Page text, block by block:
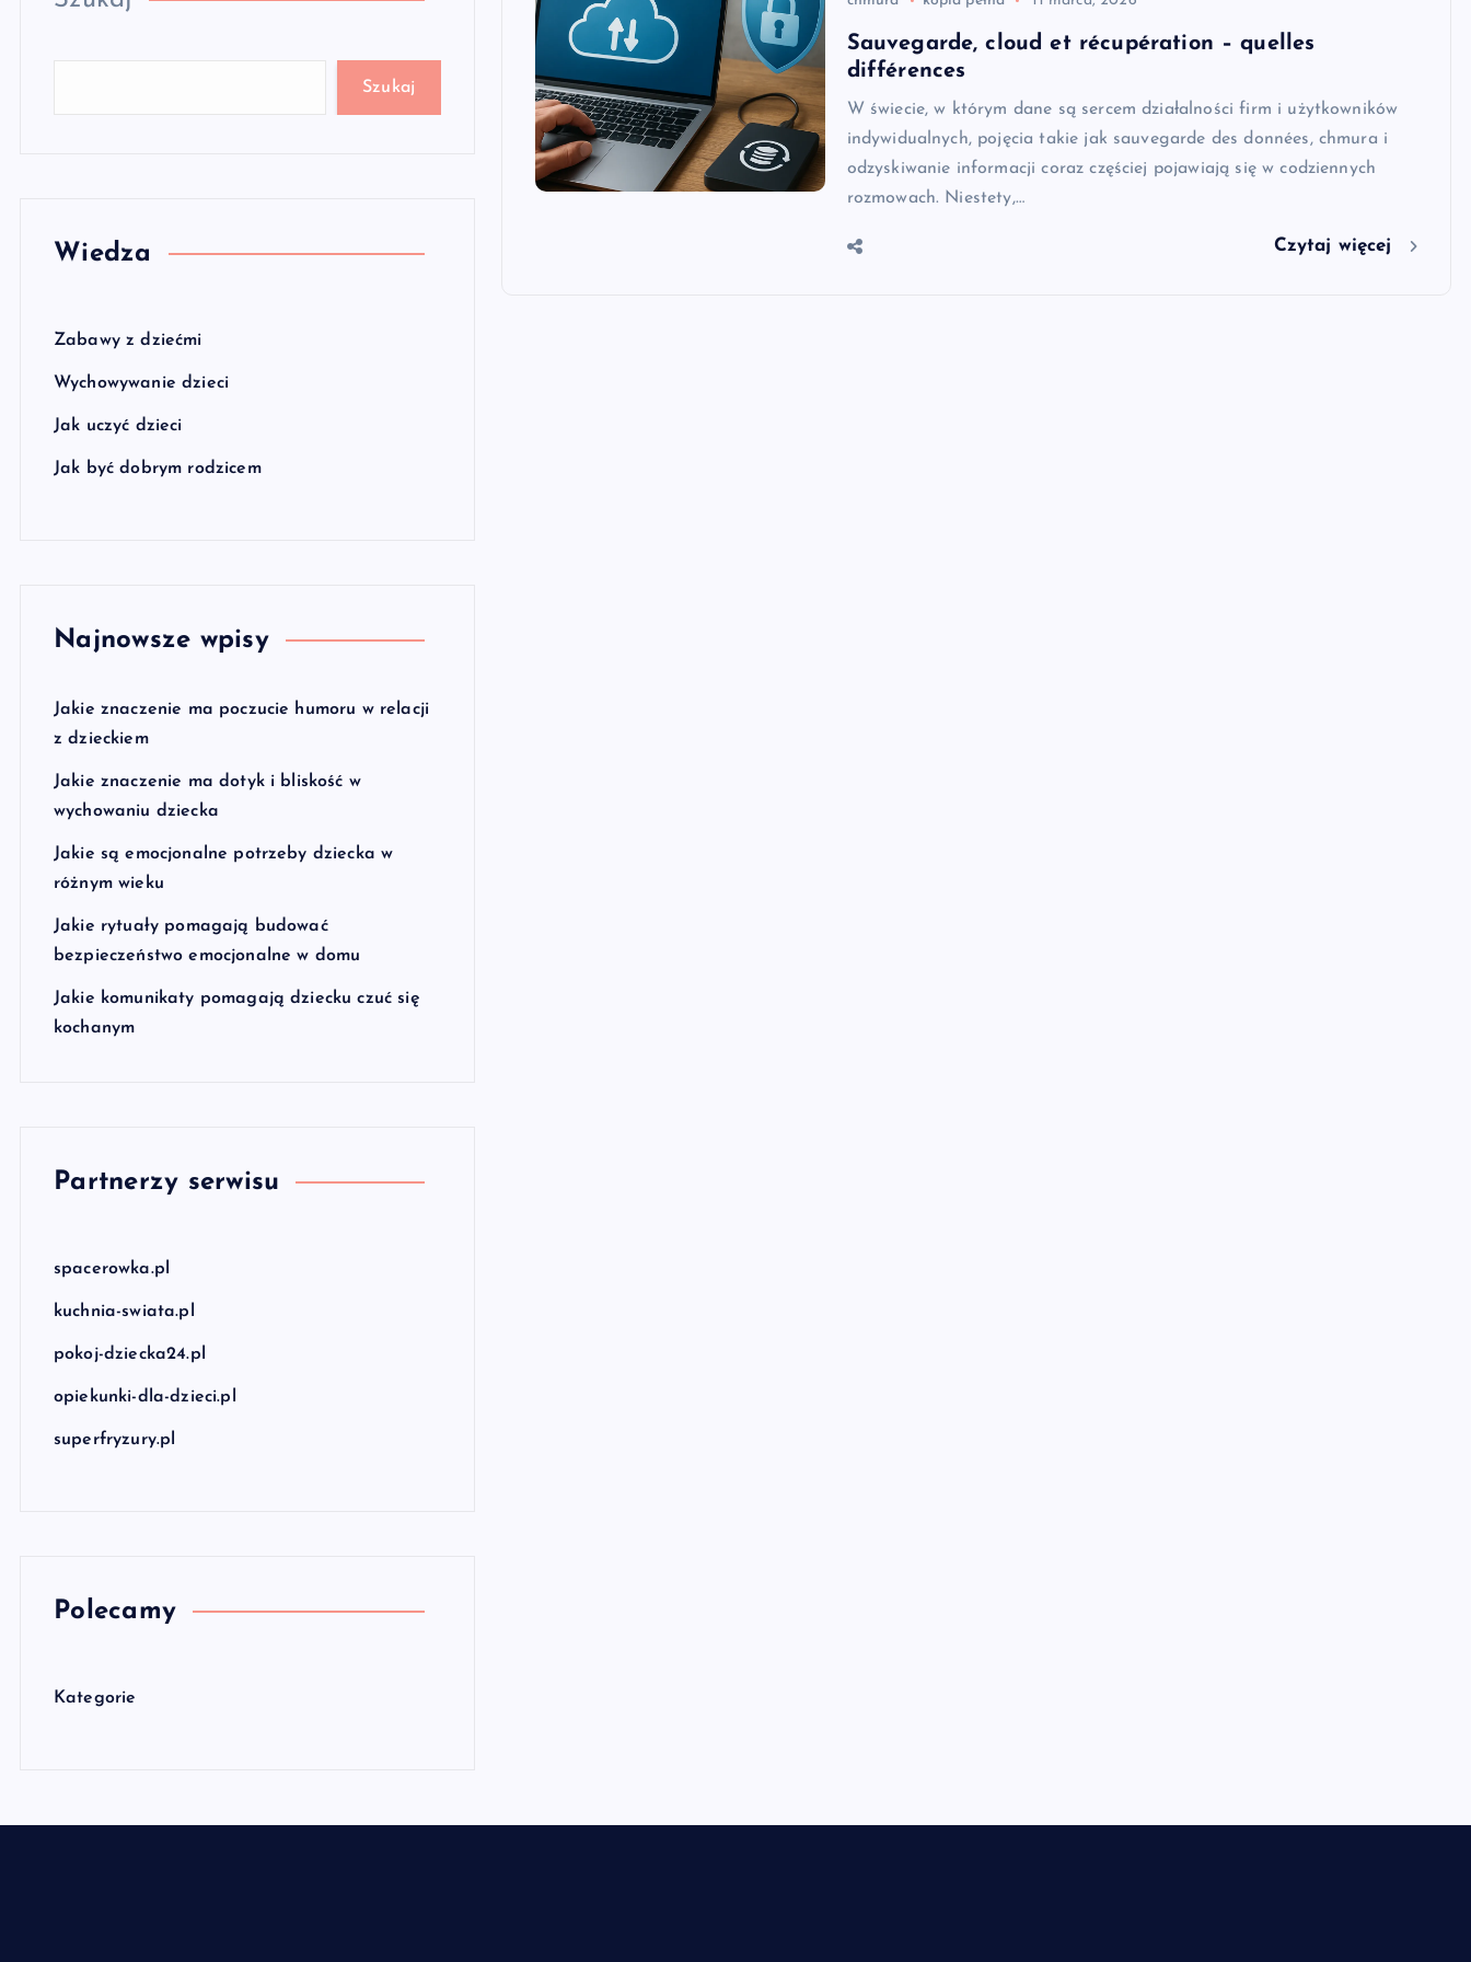
Szukaj
Wiedza
Zabawy z dziećmi
Wychowywanie dzieci
Jak uczyć dzieci
Jak być dobrym rodzicem
Najnowsze wpisy
Jakie znaczenie ma poczucie humoru w relacji
z dzieckiem
Jakie znaczenie ma dotyk i bliskość w
wychowaniu dziecka
Jakie są emocjonalne potrzeby dziecka w
różnym wieku
Jakie rytuały pomagają budować
bezpieczeństwo emocjonalne w domu
Jakie komunikaty pomagają dziecku czuć się
kochanym
Partnerzy serwisu
spacerowka.pl
kuchnia-swiata.pl
pokoj-dziecka24.pl
opiekunki-dla-dzieci.pl
superfryzury.pl
Polecamy
Kategorie
Sauvegarde, cloud et récupération – quelles
différences
W świecie, w którym dane są sercem działalności firm i użytkowników
indywidualnych, pojęcia takie jak sauvegarde des données, chmura i
odzyskiwanie informacji coraz częściej pojawiają się w codziennych
rozmowach. Niestety,…
Czytaj więcej